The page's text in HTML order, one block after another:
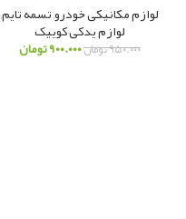
لوازم مکانیکی خودرو,تسمه تایم,
لوازم یدکی کوییک
۹۵۰.۰۰۰تومان۹۰۰.۰۰۰تومان